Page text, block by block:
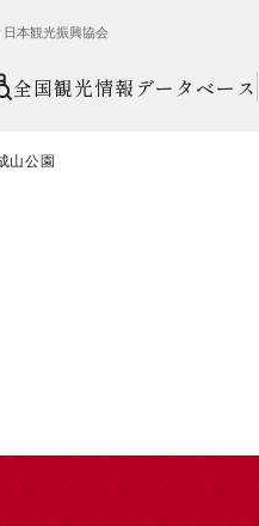
本観光振興協会
全国観光情報データベース
山公園